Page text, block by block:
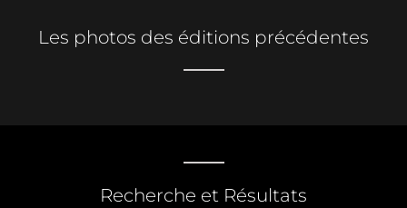
Les photos des éditions précédentes
Recherche et Résultats